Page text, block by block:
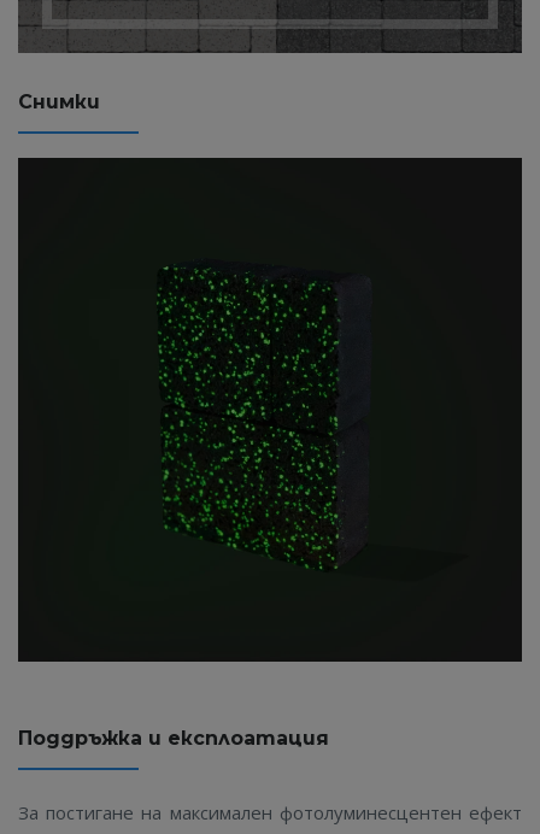
Снимки
Поддръжка и експлоатация
За постигане на максимален фотолуминесцентен ефект